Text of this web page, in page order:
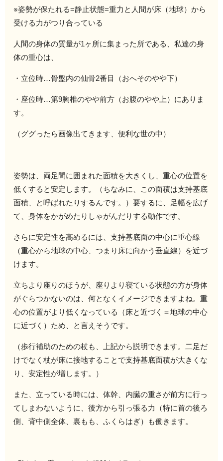
※姿勢が保たれる=静止状態=重力と人間が床（地球）から
受ける力がつり合っている
人間の身体の質量が1ヶ所に集まった所である、私達の身
体の重心は、
・立位時…骨盤内の仙骨2番目（おへそのやや下）
・座位時…第9胸椎のやや前方（お腹のやや上）にありま
す。
（ググったら画像出てきます、便利な世の中）
姿勢は、両足間に囲まれた面積を大きくし、重心の位置を
低くすると安定します。（ちなみに、この面積は支持基底
面積、と呼ばれたりするんです。）要するに、足幅を広げ
て、身体をかがめたりしゃがんだりする動作です。
さらに安定性を高めるには、支持基底面の中心に重心線
（重心から地球の中心、つまり床に向かう垂直線）を近づ
けます。
立ちより座りのほうが、座りより寝ている状態の方が身体
がぐらつかないのは、何となくイメージできますよね。重
心の位置がより低くなっている（床と近づく＝地球の中心
に近づく）ため、と言えそうです。
（歩行補助のための杖も、上記から説明できます。二足だ
けでなく杖が床に接地することで支持基底面積が大きくな
り、安定性が増します。）
また、立っている時には、体幹、内臓の重さが前方に行っ
てしまわないように、後方から引っ張る力（特に首の後ろ
側、背中側全体、裏もも、ふくらはぎ）も働きます。